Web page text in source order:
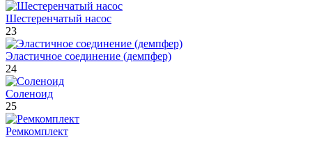
Шестеренчатый насос
23
Эластичное соединение (демпфер)
24
Соленоид
25
Ремкомплект